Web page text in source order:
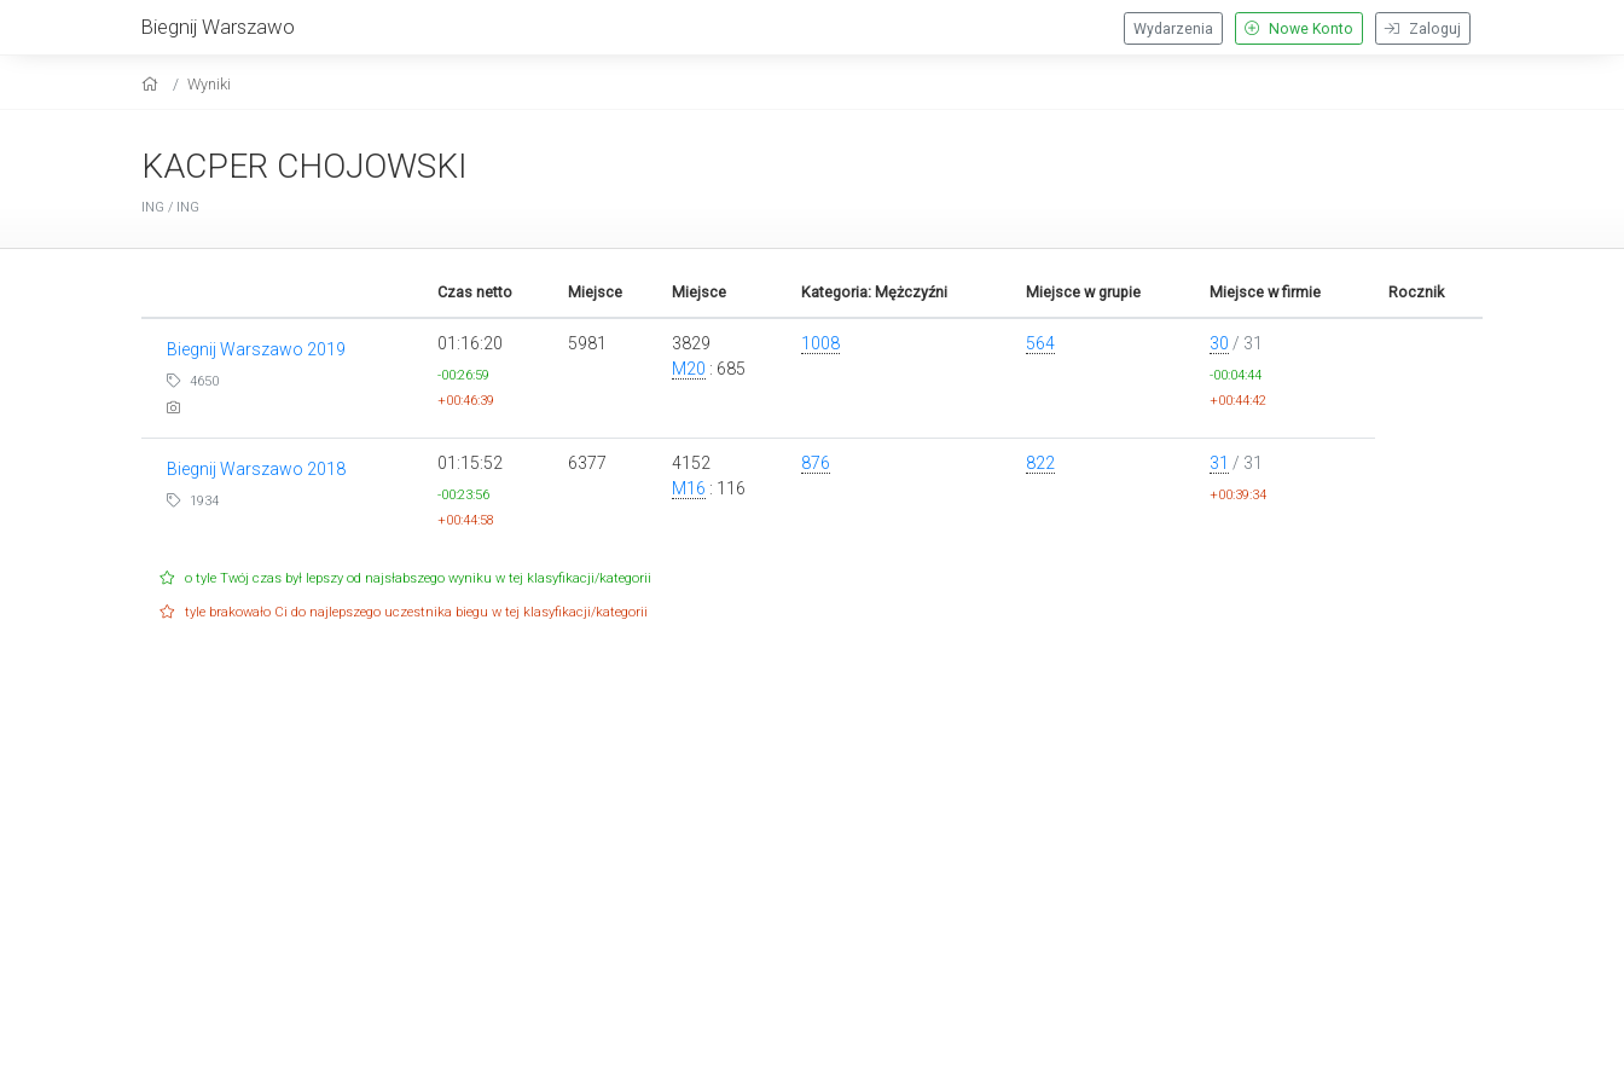
Biegnij Warszawo Zaloguj
Nowe Konto
Wydarzenia
Wyniki
KACPER CHOJOWSKI
ING / ING
Czas netto Miejsce Miejsce Kategoria: Mężczyźni Miejsce w grupie Miejsce w firmie Rocznik
Biegnij Warszawo 2019
4650
01:16:20
-00:26:59
+00:46:39
5981
3829
M20 : 685
1008 564 30 / 31
-00:04:44
+00:44:42
Biegnij Warszawo 2018
1934
01:15:52
-00:23:56
+00:44:58
6377
4152
M16 : 116
876 822 31 / 31
+00:39:34
o tyle Twój czas był lepszy od najsłabszego wyniku w tej klasyfikacji/kategorii
tyle brakowało Ci do najlepszego uczestnika biegu w tej klasyfikacji/kategorii